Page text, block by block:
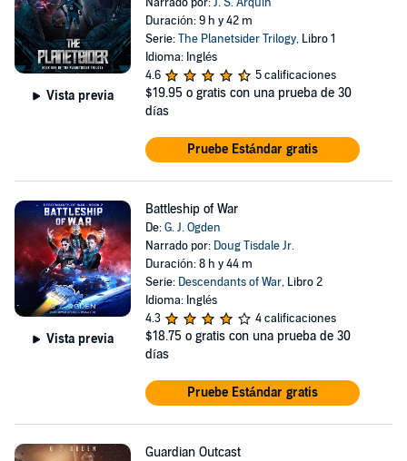
Vista previa
Duración: 9 h y 42 m
Serie:The Planetsider Trilogy, Libro 1
Idioma: Inglés
4.6
5 calificaciones
$19.95 o gratis con una prueba de 30
días
Pruebe Estándar gratis
Vista previa
Battleship of War
De:G. J. Ogden
Narrado por: Doug Tisdale Jr.
Duración: 8 h y 44 m
Serie: Descendants of War, Libro 2
Idioma: Inglés
4.3
4 calificaciones
$18.75 o gratis con una prueba de 30
días
Pruebe Estándar gratis
Guardian Outcast